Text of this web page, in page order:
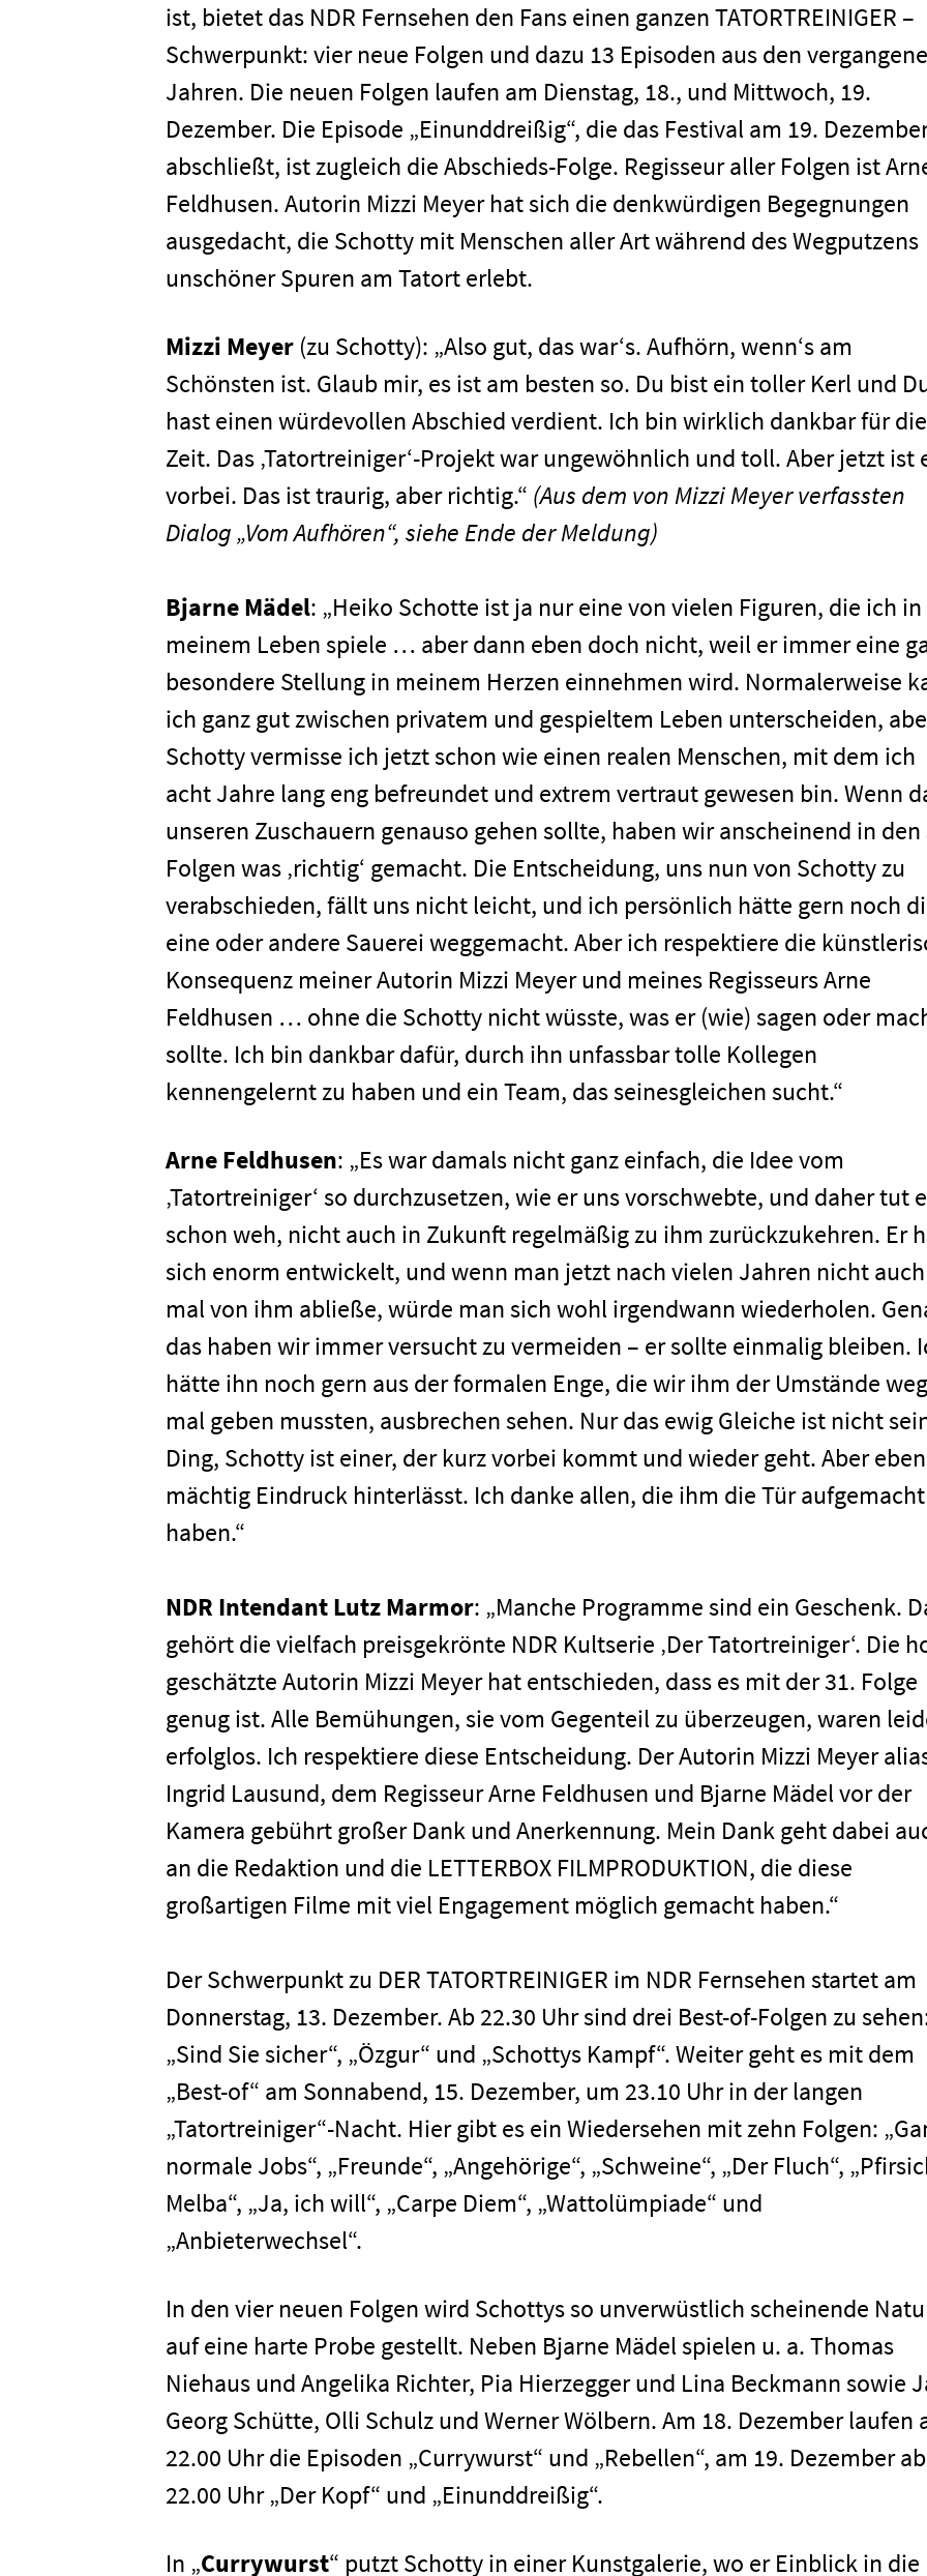
ist, bietet das NDR Fernsehen den Fans einen ganzen TATORTREINIGER –
Schwerpunkt: vier neue Folgen und dazu 13 Episoden aus den
Jahren. Die neuen Folgen laufen am Dienstag, 18., und Mittwoch, 19.
Dezember. Die Episode „Einunddreißig“, die das Festival am 19.
abschließt, ist zugleich die Abschieds-Folge. Regisseur aller Folgen ist
Feldhusen. Autorin Mizzi Meyer hat sich die denkwürdigen Begegnungen
ausgedacht, die Schotty mit Menschen aller Art während des Wegputzens
unschöner Spuren am Tatort erlebt.
Mizzi Meyer (zu Schotty): „Also gut, das war‘s. Aufhörn, wenn‘s am
Schönsten ist. Glaub mir, es ist am besten so. Du bist ein toller Kerl und
hast einen würdevollen Abschied verdient. Ich bin wirklich dankbar für
Zeit. Das ‚Tatortreiniger‘-Projekt war ungewöhnlich und toll. Aber jetzt ist
vorbei. Das ist traurig, aber richtig.“ (Aus dem von Mizzi Meyer verfassten
Dialog „Vom Aufhören“, siehe Ende der Meldung)
Bjarne Mädel: „Heiko Schotte ist ja nur eine von vielen Figuren, die ich in
meinem Leben spiele … aber dann eben doch nicht, weil er immer eine
besondere Stellung in meinem Herzen einnehmen wird. Normalerweise
ich ganz gut zwischen privatem und gespieltem Leben unterscheiden,
Schotty vermisse ich jetzt schon wie einen realen Menschen, mit dem ich
acht Jahre lang eng befreundet und extrem vertraut gewesen bin. Wenn
unseren Zuschauern genauso gehen sollte, haben wir anscheinend in den
Folgen was ‚richtig‘ gemacht. Die Entscheidung, uns nun von Schotty zu
verabschieden, fällt uns nicht leicht, und ich persönlich hätte gern noch
eine oder andere Sauerei weggemacht. Aber ich respektiere die
Konsequenz meiner Autorin Mizzi Meyer und meines Regisseurs Arne
Feldhusen … ohne die Schotty nicht wüsste, was er (wie) sagen oder
sollte. Ich bin dankbar dafür, durch ihn unfassbar tolle Kollegen
kennengelernt zu haben und ein Team, das seinesgleichen sucht.“
Arne Feldhusen: „Es war damals nicht ganz einfach, die Idee vom
‚Tatortreiniger‘ so durchzusetzen, wie er uns vorschwebte, und daher tut
schon weh, nicht auch in Zukunft regelmäßig zu ihm zurückzukehren. Er
sich enorm entwickelt, und wenn man jetzt nach vielen Jahren nicht auch
mal von ihm abließe, würde man sich wohl irgendwann wiederholen.
das haben wir immer versucht zu vermeiden – er sollte einmalig bleiben.
hätte ihn noch gern aus der formalen Enge, die wir ihm der Umstände
mal geben mussten, ausbrechen sehen. Nur das ewig Gleiche ist nicht
Ding, Schotty ist einer, der kurz vorbei kommt und wieder geht. Aber eben
mächtig Eindruck hinterlässt. Ich danke allen, die ihm die Tür aufgemacht
haben.“
NDR Intendant Lutz Marmor: „Manche Programme sind ein Geschenk.
gehört die vielfach preisgekrönte NDR Kultserie ‚Der Tatortreiniger‘. Die
geschätzte Autorin Mizzi Meyer hat entschieden, dass es mit der 31. Folge
genug ist. Alle Bemühungen, sie vom Gegenteil zu überzeugen, waren
erfolglos. Ich respektiere diese Entscheidung. Der Autorin Mizzi Meyer
Ingrid Lausund, dem Regisseur Arne Feldhusen und Bjarne Mädel vor der
Kamera gebührt großer Dank und Anerkennung. Mein Dank geht dabei
an die Redaktion und die LETTERBOX FILMPRODUKTION, die diese
großartigen Filme mit viel Engagement möglich gemacht haben.“
Der Schwerpunkt zu DER TATORTREINIGER im NDR Fernsehen startet am
Donnerstag, 13. Dezember. Ab 22.30 Uhr sind drei Best-of-Folgen zu
„Sind Sie sicher“, „Özgur“ und „Schottys Kampf“. Weiter geht es mit dem
„Best-of“ am Sonnabend, 15. Dezember, um 23.10 Uhr in der langen
„Tatortreiniger“-Nacht. Hier gibt es ein Wiedersehen mit zehn Folgen:
normale Jobs“, „Freunde“, „Angehörige“, „Schweine“, „Der Fluch“,
Melba“, „Ja, ich will“, „Carpe Diem“, „Wattolümpiade“ und
„Anbieterwechsel“.
In den vier neuen Folgen wird Schottys so unverwüstlich scheinende
auf eine harte Probe gestellt. Neben Bjarne Mädel spielen u. a. Thomas
Niehaus und Angelika Richter, Pia Hierzegger und Lina Beckmann sowie
Georg Schütte, Olli Schulz und Werner Wölbern. Am 18. Dezember laufen
22.00 Uhr die Episoden „Currywurst“ und „Rebellen“, am 19. Dezember ab
22.00 Uhr „Der Kopf“ und „Einunddreißig“.
In „Currywurst“ putzt Schotty in einer Kunstgalerie, wo er Einblick in die
Home
Unternehmen
Presse
Karriere
Kontakt
Newsletter Datenschutz Impressum